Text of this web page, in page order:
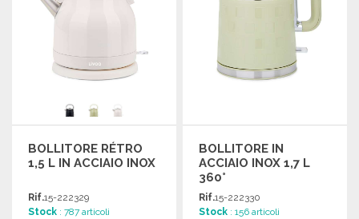
BOLLITORE RÉTRO
1,5 L IN ACCIAIO INOX
Rif.15-222329
Stock : 787 articoli
BOLLITORE IN
ACCIAIO INOX 1,7 L
360°
Rif.15-222330
Stock : 156 articoli